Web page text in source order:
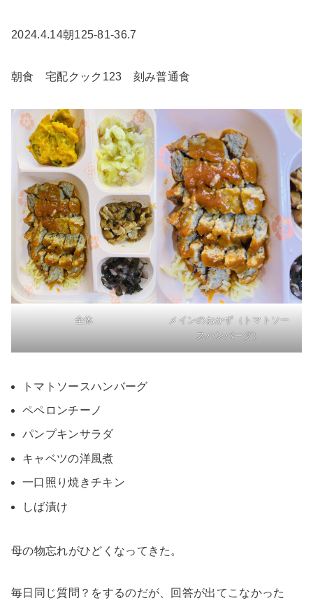
2024.4.14朝125-81-36.7
朝食 宅配クック123 刻み普通食
全体
メインのおかず（トマトソー
スハンバーグ）
トマトソースハンバーグ
ペペロンチーノ
パンプキンサラダ
キャベツの洋風煮
一口照り焼きチキン
しば漬け
母の物忘れがひどくなってきた。
毎日同じ質問？をするのだが、回答が出てこなかった